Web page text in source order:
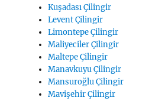
Kuşadası Çilingir
Levent Çilingir
Limontepe Çilingir
Maliyeciler Çilingir
Maltepe Çilingir
Manavkuyu Çilingir
Mansuroğlu Çilingir
Mavişehir Çilingir